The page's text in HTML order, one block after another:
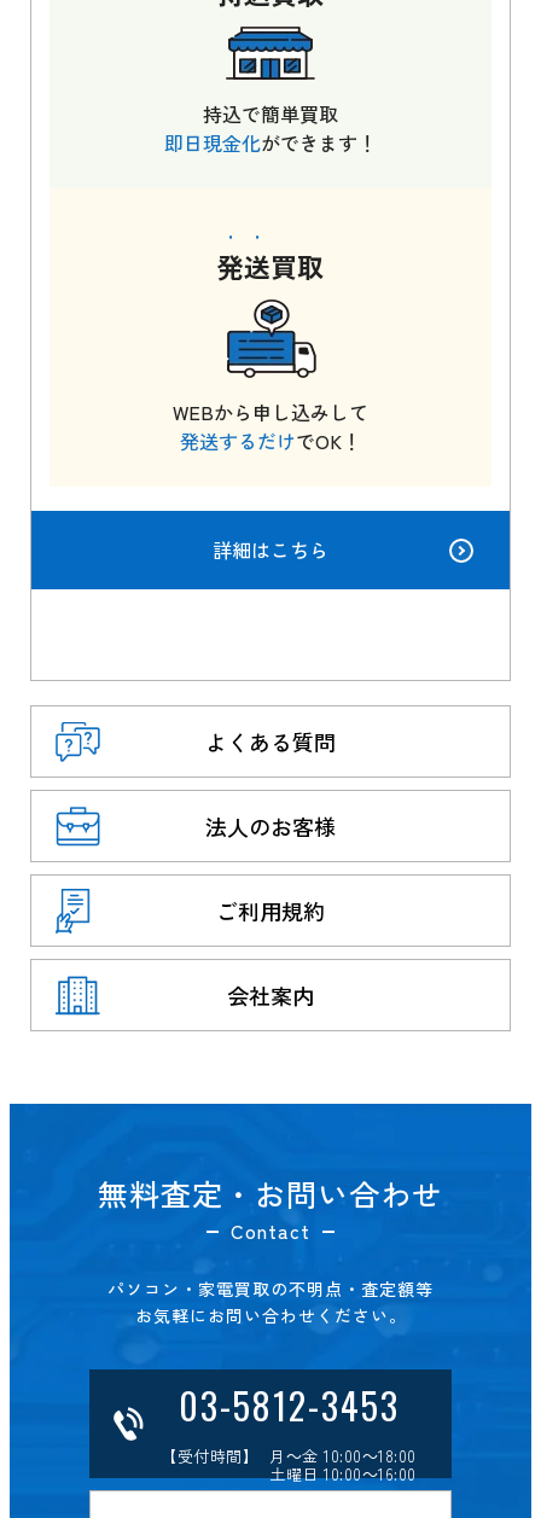
持込で簡単買取
即日現金化ができます！
発送買取
WEBから申し込みして
発送するだけでOK！
詳細はこちら
よくある質問
法人のお客様
ご利用規約
会社案内
無料査定・お問い合わせ
Contact
パソコン・家電買取の不明点・査定額等
お気軽にお問い合わせください。
03-5812-3453
【受付時間】 月～金 10:00～18:00
土曜日 10:00～16:00